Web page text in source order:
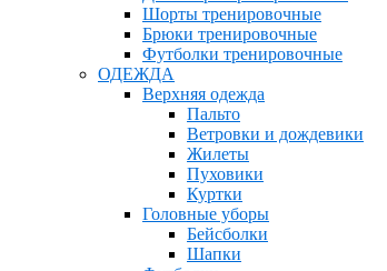
Шорты тренировочные
Брюки тренировочные
Футболки тренировочные
ОДЕЖДА
Верхняя одежда
Пальто
Ветровки и дождевики
Жилеты
Пуховики
Куртки
Головные уборы
Бейсболки
Шапки